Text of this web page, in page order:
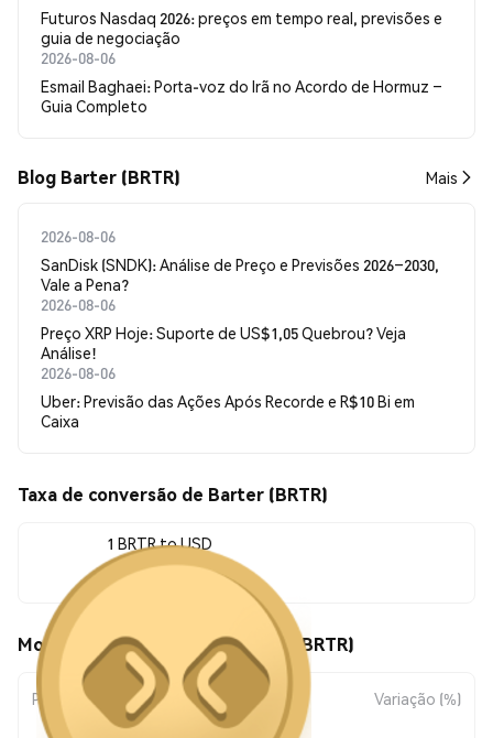
Futuros Nasdaq 2026: preços em tempo real, previsões e
guia de negociação
2026-08-06
Esmail Baghaei: Porta-voz do Irã no Acordo de Hormuz –
Guia Completo
Blog Barter (BRTR) Mais
2026-08-06
SanDisk (SNDK): Análise de Preço e Previsões 2026–2030,
Vale a Pena?
2026-08-06
Preço XRP Hoje: Suporte de US$1,05 Quebrou? Veja
Análise!
2026-08-06
Uber: Previsão das Ações Após Recorde e R$10 Bi em
Caixa
Taxa de conversão de Barter (BRTR)
1 BRTR to USD
$0.00016492
Movimentos de preço de Barter (BRTR)
Período Variação do Valor Variação (%)